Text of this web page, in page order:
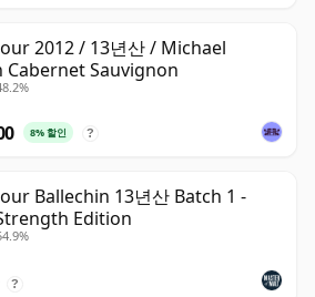
2012 / 13년산 / Michael
Cabernet Sauvignon
8% 할인 ?
Ballechin 13년산 Batch 1 -
Edition
?